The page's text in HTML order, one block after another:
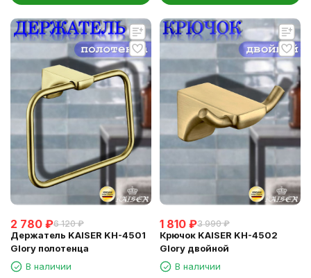
2 780 ₽6 120 ₽
Держатель KAISER KH-4501
Glory полотенца
В наличии
1 810 ₽3 990 ₽
Крючок KAISER KH-4502
Glory двойной
В наличии